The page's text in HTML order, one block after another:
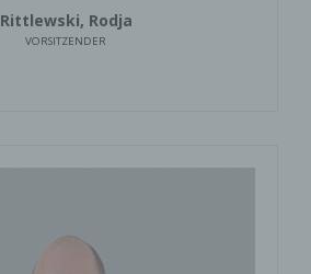
Rittlewski, Rodja
VORSITZENDER